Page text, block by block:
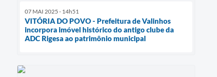
07 MAI 2025 - 14h51
VITÓRIA DO POVO - Prefeitura de Valinhos
incorpora imóvel histórico do antigo clube da
ADC Rigesa ao patrimônio municipal